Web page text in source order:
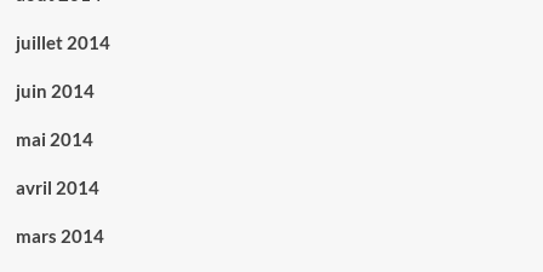
juillet 2014
juin 2014
mai 2014
avril 2014
mars 2014